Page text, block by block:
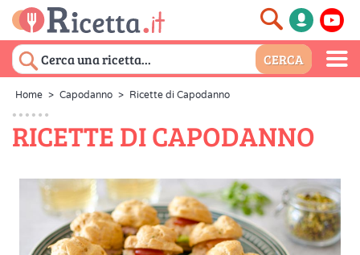
Home > Capodanno > Ricette di Capodanno
RICETTE DI CAPODANNO